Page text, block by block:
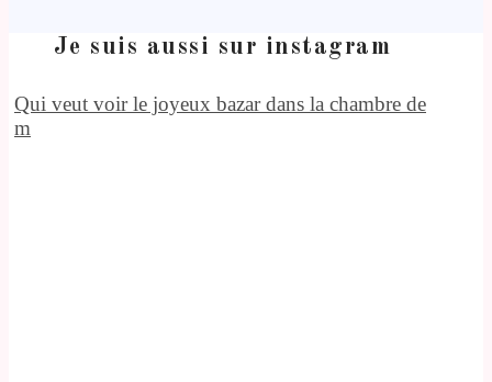
Je suis aussi sur instagram
Qui veut voir le joyeux bazar dans la chambre de
m